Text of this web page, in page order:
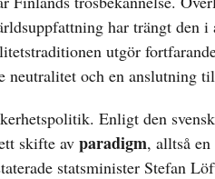
har trängt den
utgör
neutralitet och en anslutning
Enligt den
skifte av paradigm, alltså
statsminister Stefan